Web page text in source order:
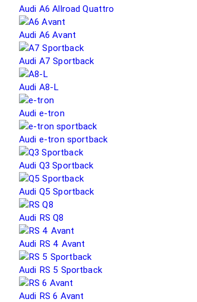
Audi A6 Allroad Quattro
Audi A6 Avant
Audi A7 Sportback
Audi A8-L
Audi e-tron
Audi e-tron sportback
Audi Q3 Sportback
Audi Q5 Sportback
Audi RS Q8
Audi RS 4 Avant
Audi RS 5 Sportback
Audi RS 6 Avant